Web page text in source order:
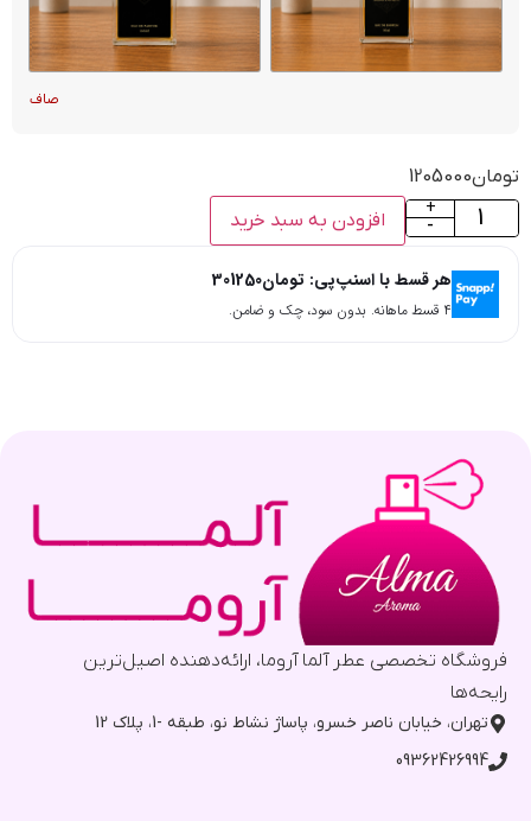
صاف
تومان1205000
-
+
افزودن به سبد خرید
هر قسط با اسنپ‌پی: تومان301250
۴ قسط ماهانه. بدون سود، چک و ضامن.
فروشگاه تخصصی عطر آلما آروما، ارائه‌دهنده اصیل‌ترین
رایحه‌ها
تهران، خیابان ناصر خسرو، پاساژ نشاط نو، طبقه -1، پلاک 12
09362426994